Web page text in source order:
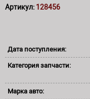
Артикул: 128456
Дата поступления:
Категория запчасти:
Марка авто: